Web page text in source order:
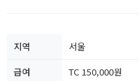
지역
서울
급여
TC 150,000원